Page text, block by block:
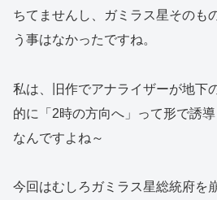
ちてませんし、ガミラス星そのも
う事はなかったですね。
私は、旧作でアナライザーが地下
的に「2時の方向へ」って形で誘
なんですよね～
今回はむしろガミラス星総統府を